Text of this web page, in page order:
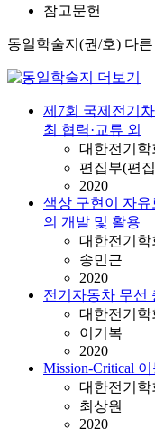
참고문헌
동일학술지(권/호) 다
제7회 국제전기
최 협력·교류 외
대한전기학
편집부(편
2020
색상 구현이 자유
의 개발 및 활용
대한전기학
송민근
2020
전기자동차 무선
대한전기학
이기복
2020
Mission-Critical
대한전기학
최상원
2020